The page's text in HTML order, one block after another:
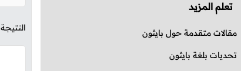
تعلم المزيد
مقالات متقدمة حول بايثون
تحديات بلغة بايثون
النتيجة